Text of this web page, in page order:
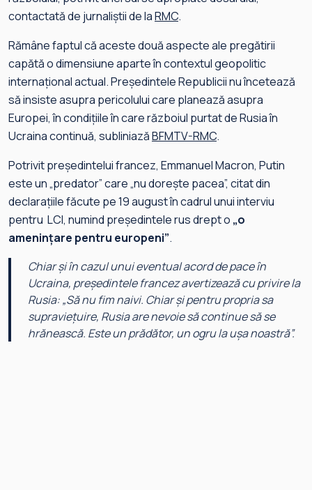
contactată de jurnaliștii de laRMC.
Rămâne faptul că aceste două aspecte ale pregătirii
capătă o dimensiune aparte în contextul geopolitic
internațional actual. Președintele Republicii nu încetează
să insiste asupra pericolului care planează asupra
Europei, în condițiile în care războiul purtat de Rusia în
Ucraina continuă, subliniazăBFMTV-RMC.
Potrivit președintelui francez, Emmanuel Macron, Putin
este un „predator” care „nu dorește pacea”, citat din
declarațiile făcute pe 19 august în cadrul unui interviu
pentru LCI, numind președintele rus drept o „o
amenințare pentru europeni”.
Chiar și în cazul unui eventual acord de pace în
Ucraina, președintele francez avertizează cu privire la
Rusia:„Să nu fim naivi. Chiar și pentru propria sa
supraviețuire, Rusia are nevoie să continue să se
hrănească. Este un prădător, un ogru la ușa noastră”.